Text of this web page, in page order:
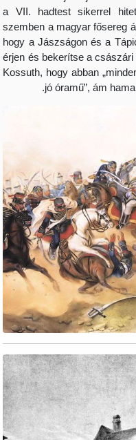
a VII. hadtest
szemben a
hogy a Jászságon
érjen és bekerítse
Kossuth, hogy
jó